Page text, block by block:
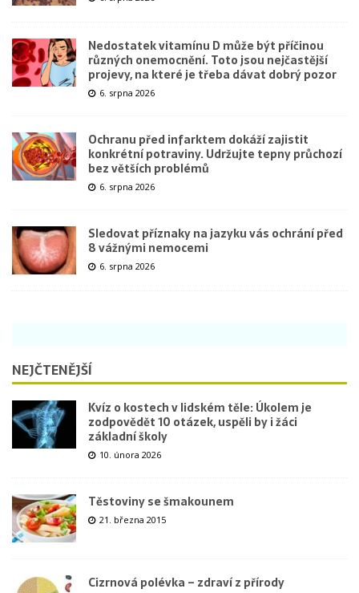
Nedostatek vitamínu D může být příčinou
různých onemocnění. Toto jsou nejčastější
projevy, na které je třeba dávat dobrý pozor
6. srpna 2026
Ochranu před infarktem dokáží zajistit
konkrétní potraviny. Udržujte tepny průchozí
bez větších problémů
6. srpna 2026
Sledovat příznaky na jazyku vás ochrání před
8 vážnými nemocemi
6. srpna 2026
NEJČTENĚJŠÍ
Kvíz o kostech v lidském těle: Úkolem je
zodpovědět 10 otázek, uspěli by i žáci
základní školy
10. února 2026
Těstoviny se šmakounem
21. března 2015
Cizrnová polévka – zdraví z přírody